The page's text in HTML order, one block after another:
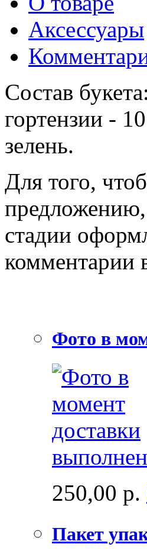
Аксессуары
Состав
гортензии -
зелень .
Для того,
предложению,
стадии
комментарии
Фото в
250,00 р.
Пакет